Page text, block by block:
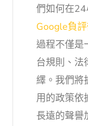
們如何在24
Google負
過程不僅是
台規則、法
繹。我們將
用的政策依
長遠的聲譽